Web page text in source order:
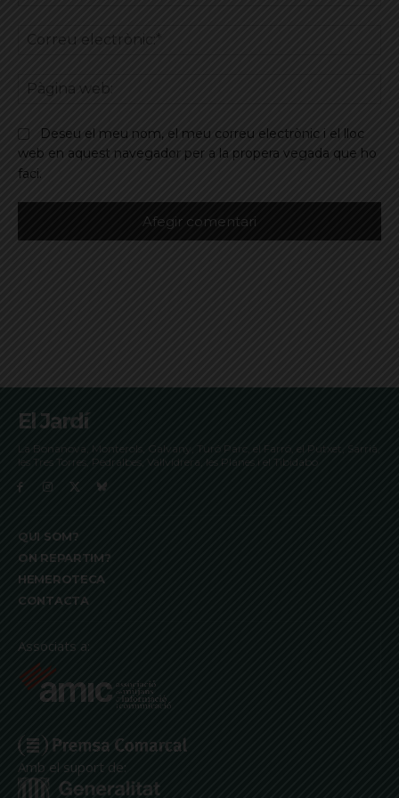
Deseu el meu nom, el meu correu electrònic i el lloc
web en aquest navegador per a la propera vegada que ho
faci.
El Jardí
La Bonanova, Monterols, Galvany, Turó Parc, el Farró, el Putxet, Sarrià,
les Tres Torres, Pedralbes, Vallvidrera, les Planes i el Tibidabo
QUI SOM?
ON REPARTIM?
HEMEROTECA
CONTACTA
Associats a:
Amb el suport de: